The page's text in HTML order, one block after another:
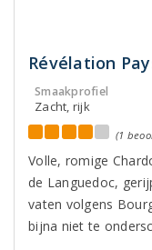
Révélation
Smaakprofiel
Zacht, rijk
(1
Volle, romige
de Languedoc,
vaten volgens
bijna niet te